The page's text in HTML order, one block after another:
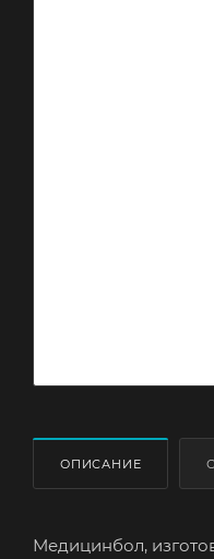
ОПИСАНИЕ
Медицинбол,